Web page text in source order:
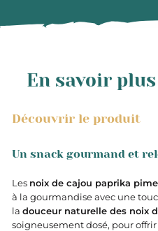
En savoir
Découvrir le produit
Un snack gourmand et
Les noix de cajou paprika
à la gourmandise avec une
la douceur naturelle des noix
soigneusement dosé, pour